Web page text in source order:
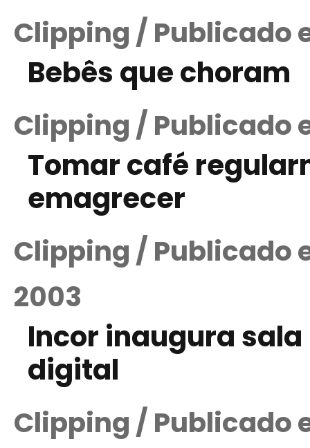
Clipping / Publicado
Bebês que choram
Clipping / Publicado
Tomar café
emagrecer
Clipping / Publicado
2003
Incor inaugura
digital
Clipping / Publicado